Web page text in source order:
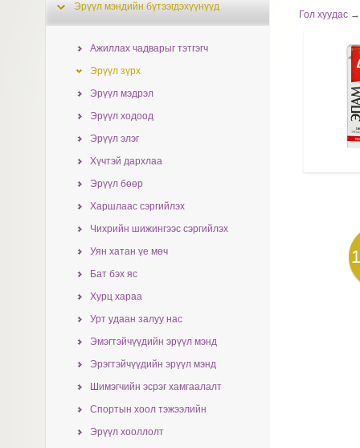
Гол хуудас
Эрүүл мэндийн бүтээгдэхүүнүүд
Ажиллах чадварыг тэтгэгч
Эрүүл зүрх
Эрүүл мэдрэл
Эрүүл ходоод
Эрүүл элэг
Хүчтэй дархлаа
Эрүүл бөөр
Харшлаас сэргийлэх
Чихрийн шижингээс сэргийлэх
Уян хатан үе мөч
Бат бэх яс
Хурц хараа
Урт удаан залуу нас
Эмэгтэйчүүдийн эрүүл мэнд
Эрэгтэйчүүдийн эрүүл мэнд
Шимэгчийн эсрэг хамгаалалт
Спортын хоол тэжээлийн
Эрүүл хооллолт